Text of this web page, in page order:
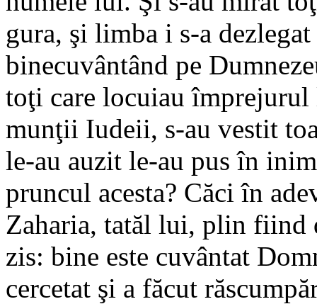
gura, şi limba i s-a
binecuvântând pe
toţi care locuiau
munţii Iudeii, s-au vestit
le-au auzit le-au pus în
pruncul acesta? Căci în
Zaharia, tatăl lui, plin fiind
zis: bine este cuvântat
cercetat şi a făcut